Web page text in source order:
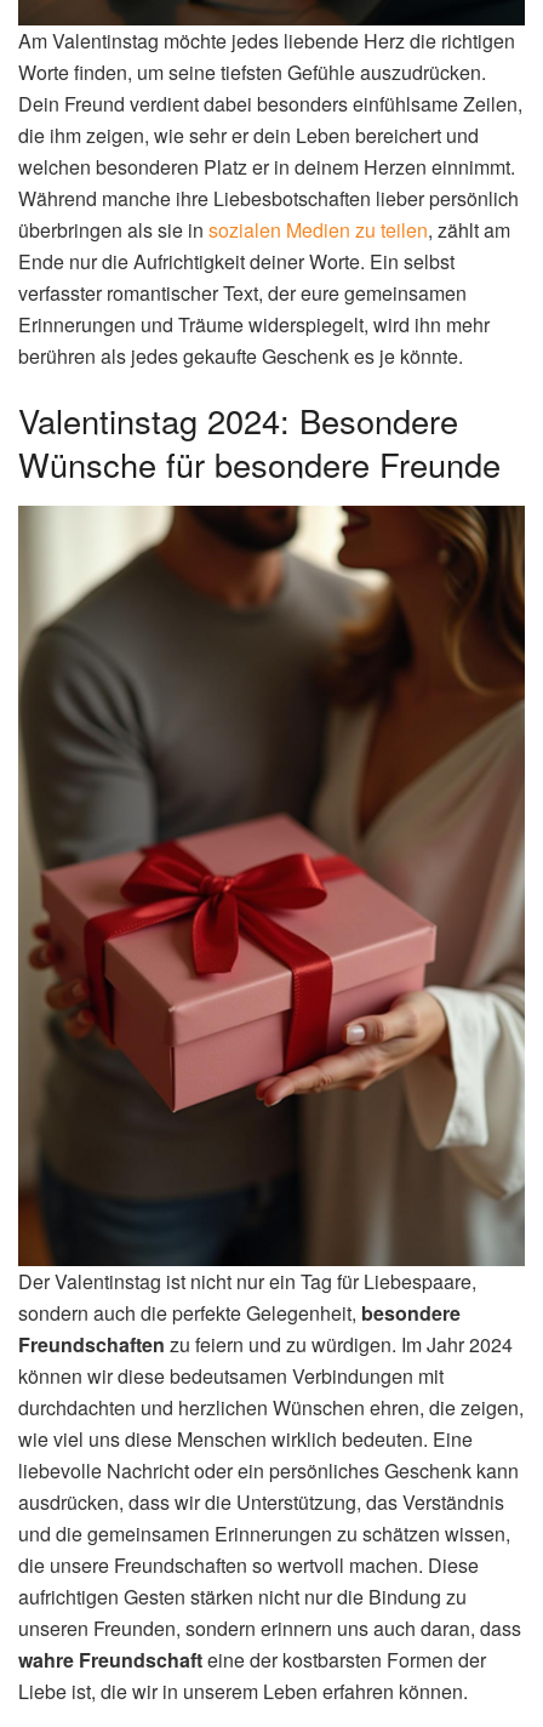
Am Valentinstag möchte jedes liebende Herz die richtigen
Worte finden, um seine tiefsten Gefühle auszudrücken.
Dein Freund verdient dabei besonders einfühlsame Zeilen,
die ihm zeigen, wie sehr er dein Leben bereichert und
welchen besonderen Platz er in deinem Herzen einnimmt.
Während manche ihre Liebesbotschaften lieber persönlich
überbringen als sie in sozialen Medien zu teilen, zählt am
Ende nur die Aufrichtigkeit deiner Worte. Ein selbst
verfasster romantischer Text, der eure gemeinsamen
Erinnerungen und Träume widerspiegelt, wird ihn mehr
berühren als jedes gekaufte Geschenk es je könnte.
Valentinstag 2024: Besondere
Wünsche für besondere Freunde
Der Valentinstag ist nicht nur ein Tag für Liebespaare,
sondern auch die perfekte Gelegenheit, besondere
Freundschaften zu feiern und zu würdigen. Im Jahr 2024
können wir diese bedeutsamen Verbindungen mit
durchdachten und herzlichen Wünschen ehren, die zeigen,
wie viel uns diese Menschen wirklich bedeuten. Eine
liebevolle Nachricht oder ein persönliches Geschenk kann
ausdrücken, dass wir die Unterstützung, das Verständnis
und die gemeinsamen Erinnerungen zu schätzen wissen,
die unsere Freundschaften so wertvoll machen. Diese
aufrichtigen Gesten stärken nicht nur die Bindung zu
unseren Freunden, sondern erinnern uns auch daran, dass
wahre Freundschafteine der kostbarsten Formen der
Liebe ist, die wir in unserem Leben erfahren können.